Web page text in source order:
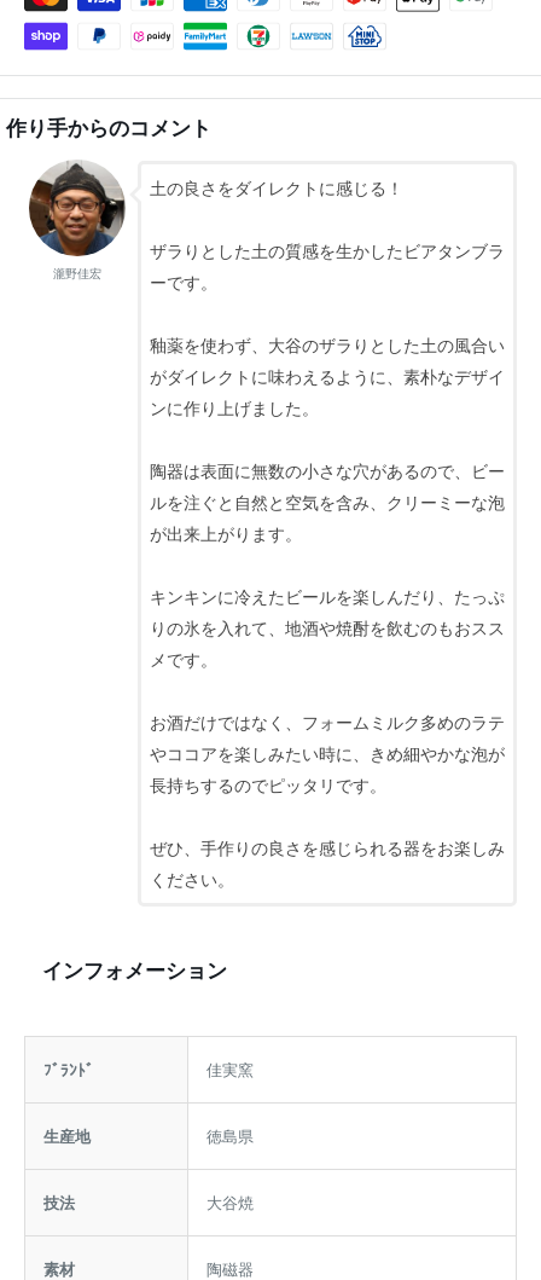
作り手からのコメント
瀧野佳宏
土の良さをダイレクトに感じる！
ザラりとした土の質感を生かしたビアタンブラ
ーです。
釉薬を使わず、大谷のザラりとした土の風合い
がダイレクトに味わえるように、素朴なデザイ
ンに作り上げました。
陶器は表面に無数の小さな穴があるので、ビー
ルを注ぐと自然と空気を含み、クリーミーな泡
が出来上がります。
キンキンに冷えたビールを楽しんだり、たっぷ
りの氷を入れて、地酒や焼酎を飲むのもおスス
メです。
お酒だけではなく、フォームミルク多めのラテ
やココアを楽しみたい時に、きめ細やかな泡が
長持ちするのでピッタリです。
ぜひ、手作りの良さを感じられる器をお楽しみ
ください。
インフォメーション
ﾌﾞﾗﾝﾄﾞ 佳実窯
生産地 徳島県
技法 大谷焼
素材 陶磁器